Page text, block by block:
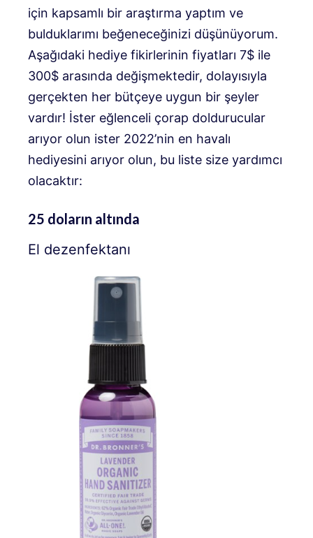
için kapsamlı bir araştırma yaptım ve
bulduklarımı beğeneceğinizi düşünüyorum.
Aşağıdaki hediye fikirlerinin fiyatları 7$ ile
300$ arasında değişmektedir, dolayısıyla
gerçekten her bütçeye uygun bir şeyler
vardır! İster eğlenceli çorap doldurucular
arıyor olun ister 2022’nin en havalı
hediyesini arıyor olun, bu liste size yardımcı
olacaktır:
25 doların altında
El dezenfektanı